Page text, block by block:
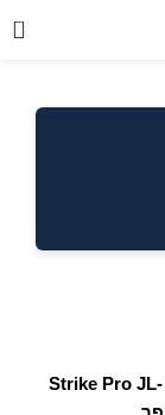
0
Strike Pro JL-